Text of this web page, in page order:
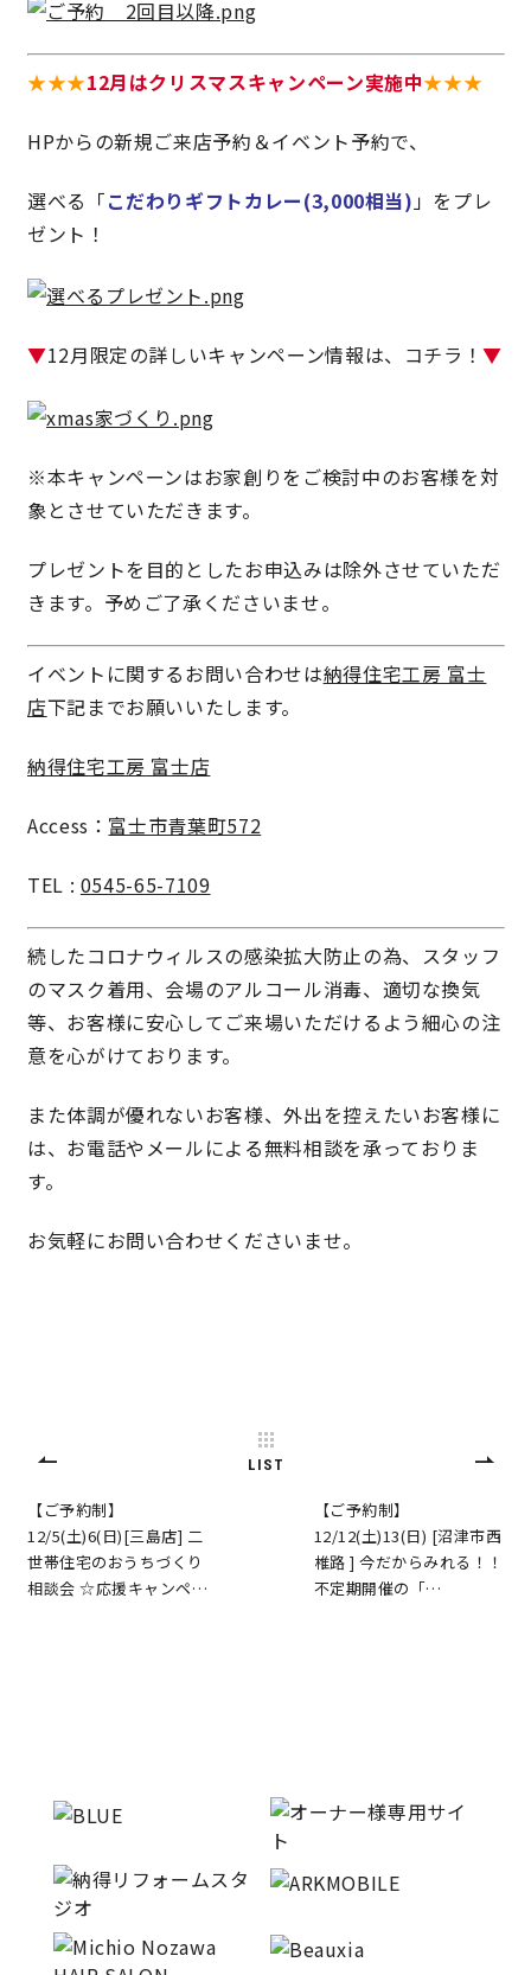
★★★12月はクリスマスキャンペーン実施中★★★
HPからの新規ご来店予約＆イベント予約で、
選べる「こだわりギフトカレー(3,000相当) 」をプレ
ゼント！
▼12月限定の詳しいキャンペーン情報は、コチラ！▼
※本キャンペーンはお家創りをご検討中のお客様を対
象とさせていただきます。
プレゼントを目的としたお申込みは除外させていただ
きます。予めご了承くださいませ。
イベントに関するお問い合わせは納得住宅工房 富士
店下記までお願いいたします。
納得住宅工房 富士店
Access： 富士市青葉町572
TEL : 0545-65-7109
続したコロナウィルスの感染拡大防止の為、スタッフ
のマスク着用、会場のアルコール消毒、適切な換気
等、お客様に安心してご来場いただけるよう細心の注
意を心がけております。
また体調が優れないお客様、外出を控えたいお客様に
は、お電話やメールによる無料相談を承っておりま
す。
お気軽にお問い合わせくださいませ。
【ご予約制】
12/5(土)6(日)[三島店] 二
世帯住宅のおうちづくり
相談会 ☆応援キャンペ…
LIST
【ご予約制】
12/12(土)13(日) [沼津市西
椎路 ] 今だからみれる！！
不定期開催の「…